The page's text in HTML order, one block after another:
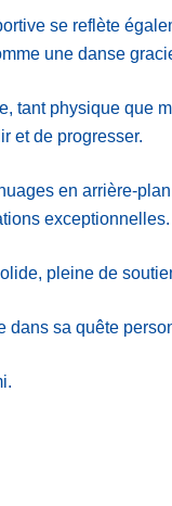
se reflète
une danse
tant physique que
et de progresser.
en arrière-
exceptionnelles.
pleine de
sa quête